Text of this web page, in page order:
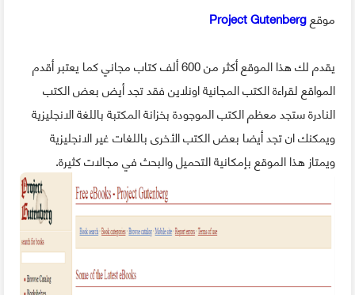
موقعProject Gutenberg
يقدم لك هذا الموقع أكثر من 600 ألف كتاب مجاني كما يعتبر أقدم
المواقع لقراءة الكتب المجانية اونلاين فقد تجد أيض بعض الكتب
النادرة ستجد معظم الكتب الموجودة بخزانة المكتبة باللغة الانجليزية
ويمكنك ان تجد أيضا بعض الكتب الأخرى باللغات غير الانجليزية
ويمتاز هذا الموقع بإمكانية التحميل والبحث في مجالات كثيرة.